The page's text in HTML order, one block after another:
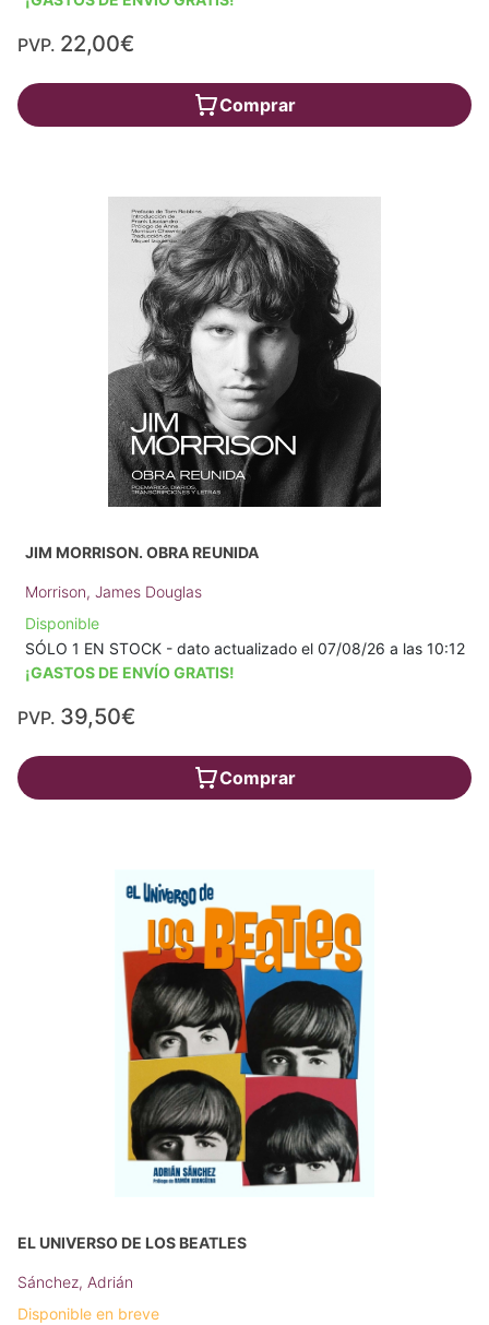
PVP. 22,00€
Comprar
JIM MORRISON. OBRA REUNIDA
Morrison, James Douglas
Disponible
SÓLO 1 EN STOCK - dato actualizado el 07/08/26 a las 10:12
¡GASTOS DE ENVÍO GRATIS!
PVP. 39,50€
Comprar
EL UNIVERSO DE LOS BEATLES
Sánchez, Adrián
Disponible en breve